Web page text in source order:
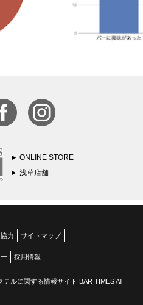
ONLINE STORE
浅草店舗
力 サイトマップ
採用情報
ルに関する情報サイト BAR TIMES All